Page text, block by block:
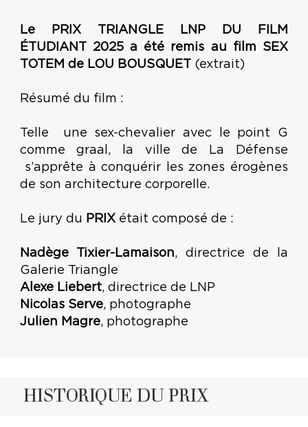
Le PRIX TRIANGLE LNP DU FILM
ÉTUDIANT 2025 a été remis au film SEX
TOTEM de LOU BOUSQUET (extrait)
Résumé du film :
Telle une sex-chevalier avec le point G
comme graal, la ville de La Défense
s’apprête à conquérir les zones érogènes
de son architecture corporelle.
Le jury du PRIXétait composé de :
Nadège Tixier-Lamaison, directrice de la
Galerie Triangle
Alexe Liebert, directrice de LNP
Nicolas Serve, photographe
Julien Magre, photographe
HISTORIQUE DU PRIX